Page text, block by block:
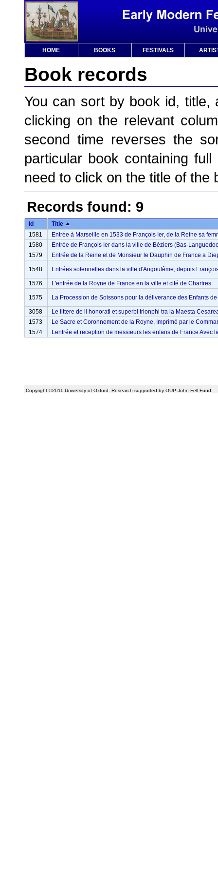
HOME BOOKS FESTIVALS
Book records
You can sort by book id, title,
clicking on the relevant
second time reverses the
particular book containing
need to click on the title of the
Records found: 9
Id
Title
1581
Entrée à Marseille en 1533 de François Ier, de la Reine sa
1580
Entrée de François Ier dans la ville de Béziers (Bas-
1579
Entrée de la Reine et de Monsieur le Dauphin de France a
1548 Entrées solennelles dans la ville d'Angoulême, depuis
1576 L'entrée de la Royne de France en la ville et cité de Chartres
1575 La Procession de Soissons pour la déliverance des Enfants de
3058
Le littere de li honorati et superbi trionphi tra la Maesta
1573
Le Sacre et Coronnement de la Royne, Imprimé par le
1574
Lentrée et reception de messieurs les enfans de France Avec
Copyright ©2011 University of Oxford. Research supported by OUP John Fell Fund.